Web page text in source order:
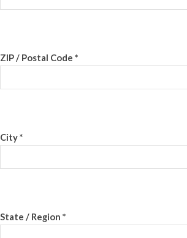
ZIP / Postal Code *
City *
State / Region *